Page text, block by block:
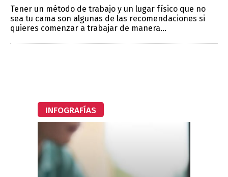
Tener un método de trabajo y un lugar físico que no
sea tu cama son algunas de las recomendaciones si
quieres comenzar a trabajar de manera...
INFOGRAFÍAS